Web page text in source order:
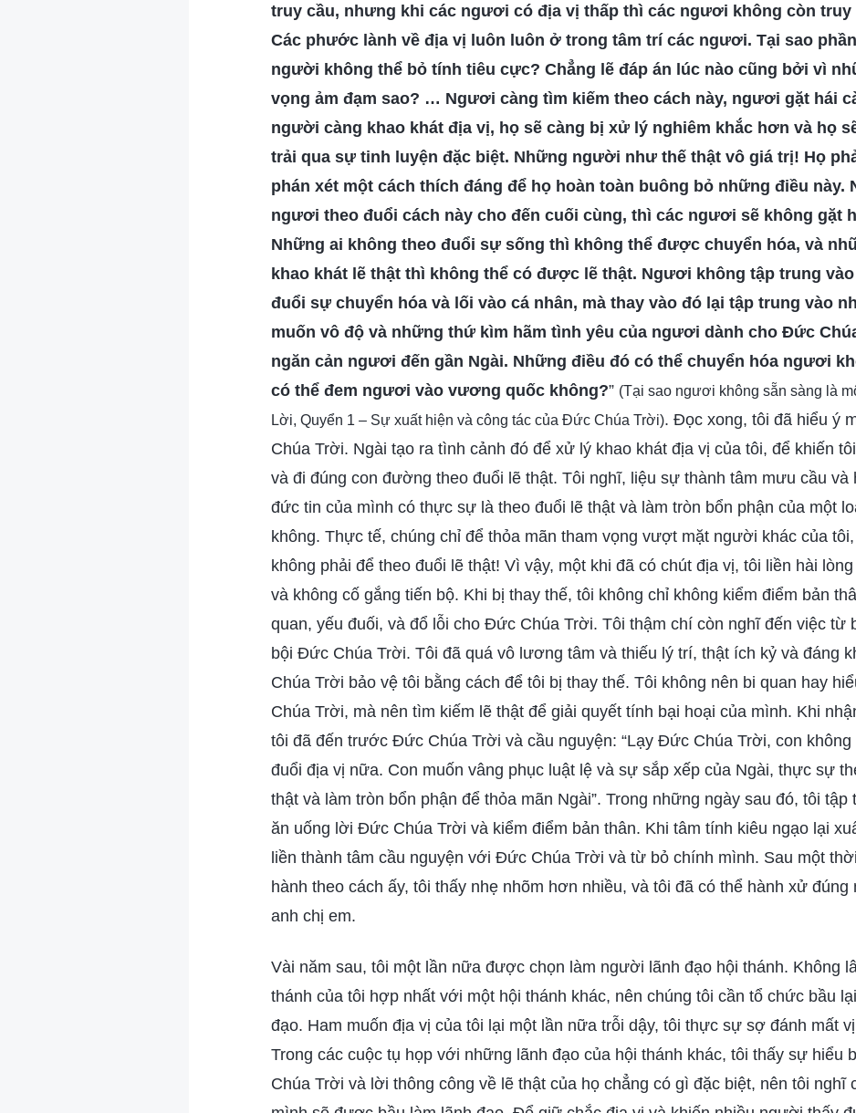
truy cầu, nhưng khi các ngươi có địa vị thấp thì các ngươi không còn truy
Các phước lành về địa vị luôn luôn ở trong tâm trí các ngươi. Tại sao
người không thể bỏ tính tiêu cực? Chẳng lẽ đáp án lúc nào cũng bởi vì
vọng ảm đạm sao? … Ngươi càng tìm kiếm theo cách này, ngươi gặt hái
người càng khao khát địa vị, họ sẽ càng bị xử lý nghiêm khắc hơn và họ
trải qua sự tinh luyện đặc biệt. Những người như thế thật vô giá trị! Họ
phán xét một cách thích đáng để họ hoàn toàn buông bỏ những điều này.
ngươi theo đuổi cách này cho đến cuối cùng, thì các ngươi sẽ không gặt
Những ai không theo đuổi sự sống thì không thể được chuyển hóa, và
khao khát lẽ thật thì không thể có được lẽ thật. Ngươi không tập trung
đuổi sự chuyển hóa và lối vào cá nhân, mà thay vào đó lại tập trung vào
muốn vô độ và những thứ kìm hãm tình yêu của ngươi dành cho Đức
ngăn cản ngươi đến gần Ngài. Những điều đó có thể chuyển hóa ngươi
có thể đem ngươi vào vương quốc không?” (Tại sao ngươi không sẵn sàng là
Lời, Quyển 1 – Sự xuất hiện và công tác của Đức Chúa Trời). Đọc xong, tôi đã hiểu ý
Chúa Trời. Ngài tạo ra tình cảnh đó để xử lý khao khát địa vị của tôi, để khiến
và đi đúng con đường theo đuổi lẽ thật. Tôi nghĩ, liệu sự thành tâm mưu cầu và
đức tin của mình có thực sự là theo đuổi lẽ thật và làm tròn bổn phận của một
không. Thực tế, chúng chỉ để thỏa mãn tham vọng vượt mặt người khác của
không phải để theo đuổi lẽ thật! Vì vậy, một khi đã có chút địa vị, tôi liền hài
và không cố gắng tiến bộ. Khi bị thay thế, tôi không chỉ không kiểm điểm bản
quan, yếu đuối, và đổ lỗi cho Đức Chúa Trời. Tôi thậm chí còn nghĩ đến việc từ
bội Đức Chúa Trời. Tôi đã quá vô lương tâm và thiếu lý trí, thật ích kỷ và đáng
Chúa Trời bảo vệ tôi bằng cách để tôi bị thay thế. Tôi không nên bi quan hay
Chúa Trời, mà nên tìm kiếm lẽ thật để giải quyết tính bại hoại của mình. Khi
tôi đã đến trước Đức Chúa Trời và cầu nguyện: “Lạy Đức Chúa Trời, con không
đuổi địa vị nữa. Con muốn vâng phục luật lệ và sự sắp xếp của Ngài, thực sự
thật và làm tròn bổn phận để thỏa mãn Ngài”. Trong những ngày sau đó, tôi tập
ăn uống lời Đức Chúa Trời và kiểm điểm bản thân. Khi tâm tính kiêu ngạo lại
liền thành tâm cầu nguyện với Đức Chúa Trời và từ bỏ chính mình. Sau một
hành theo cách ấy, tôi thấy nhẹ nhõm hơn nhiều, và tôi đã có thể hành xử
anh chị em.
Vài năm sau, tôi một lần nữa được chọn làm người lãnh đạo hội thánh. Không
thánh của tôi hợp nhất với một hội thánh khác, nên chúng tôi cần tổ chức bầu
đạo. Ham muốn địa vị của tôi lại một lần nữa trỗi dậy, tôi thực sự sợ đánh mất
Trong các cuộc tụ họp với những lãnh đạo của hội thánh khác, tôi thấy sự hiểu
Chúa Trời và lời thông công về lẽ thật của họ chẳng có gì đặc biệt, nên tôi nghĩ